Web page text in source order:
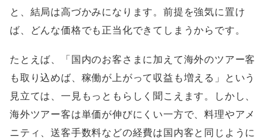
と、結局は高づかみになります。前提を強気に置け
ば、どんな価格でも正当化できてしまうからです。
たとえば、「国内のお客さまに加えて海外のツアー客
も取り込めば、稼働が上がって収益も増える」という
見立ては、一見もっともらしく聞こえます。しかし、
海外ツアー客は単価が伸びにくい一方で、料理やアメ
ニティ、送客手数料などの経費は国内客と同じように